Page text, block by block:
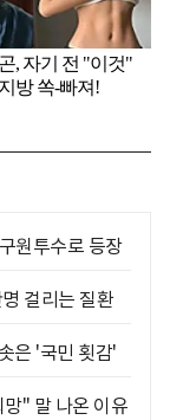
원투수로 등장
걸리는 질환
은 '국민 횟감'
" 말 나온 이유